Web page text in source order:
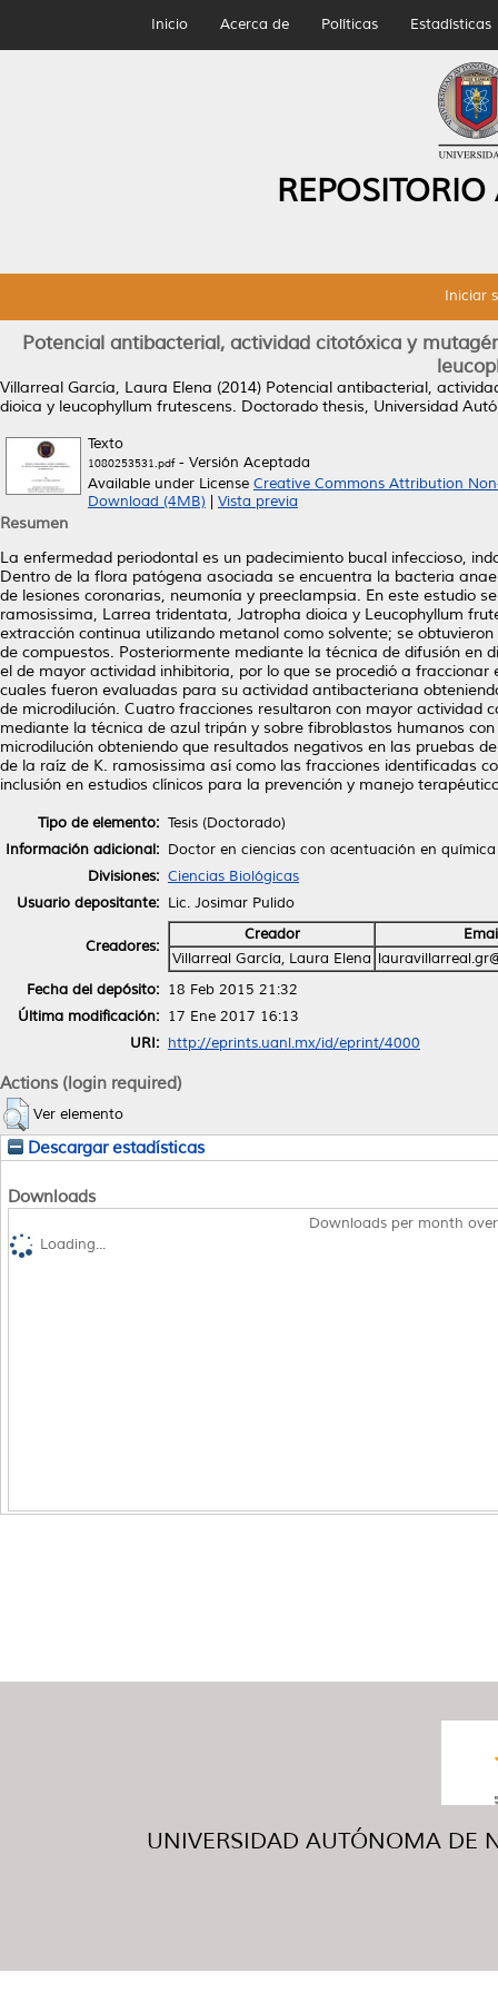
Inicio Acerca de Políticas Estadísticas
Iniciar
Potencial antibacterial, actividad citotóxica y
Villarreal García, Laura Elena (2014) Potencial antibacterial,
dioica y leucophyllum frutescens. Doctorado thesis, Universidad
Texto
1080253531.pdf- Versión Aceptada
Available under License Creative Commons Attribution
Download (4MB)
Vista previa
Resumen
La enfermedad periodontal es un padecimiento bucal infeccioso,
Dentro de la flora patógena asociada se encuentra la bacteria
de lesiones coronarias, neumonía y preeclampsia. En este estudio
ramosissima, Larrea tridentata, Jatropha dioica y Leucophyllum
extracción continua utilizando metanol como solvente; se
de compuestos. Posteriormente mediante la técnica de difusión en
el de mayor actividad inhibitoria, por lo que se procedió a
cuales fueron evaluadas para su actividad antibacteriana
de microdilución. Cuatro fracciones resultaron con mayor actividad
mediante la técnica de azul tripán y sobre fibroblastos humanos
microdilución obteniendo que resultados negativos en las pruebas
de la raíz de K. ramosissima así como las fracciones identificadas
inclusión en estudios clínicos para la prevención y manejo
Tipo de elemento: Tesis (Doctorado)
Información adicional: Doctor en ciencias con acentuación en
Divisiones: Ciencias Biológicas
Usuario depositante: Lic. Josimar Pulido
Creadores:
Creador
Villarreal García, Laura Elena
Fecha del depósito: 18 Feb 2015 21:32
Última modificación: 17 Ene 2017 16:13
URI: http://eprints.uanl.mx/id/eprint/4000
Actions (login required)
Ver elemento
Descargar estadísticas
Downloads
Downloads per month
Loading...
UNIVERSIDAD AUTÓNOMA DE